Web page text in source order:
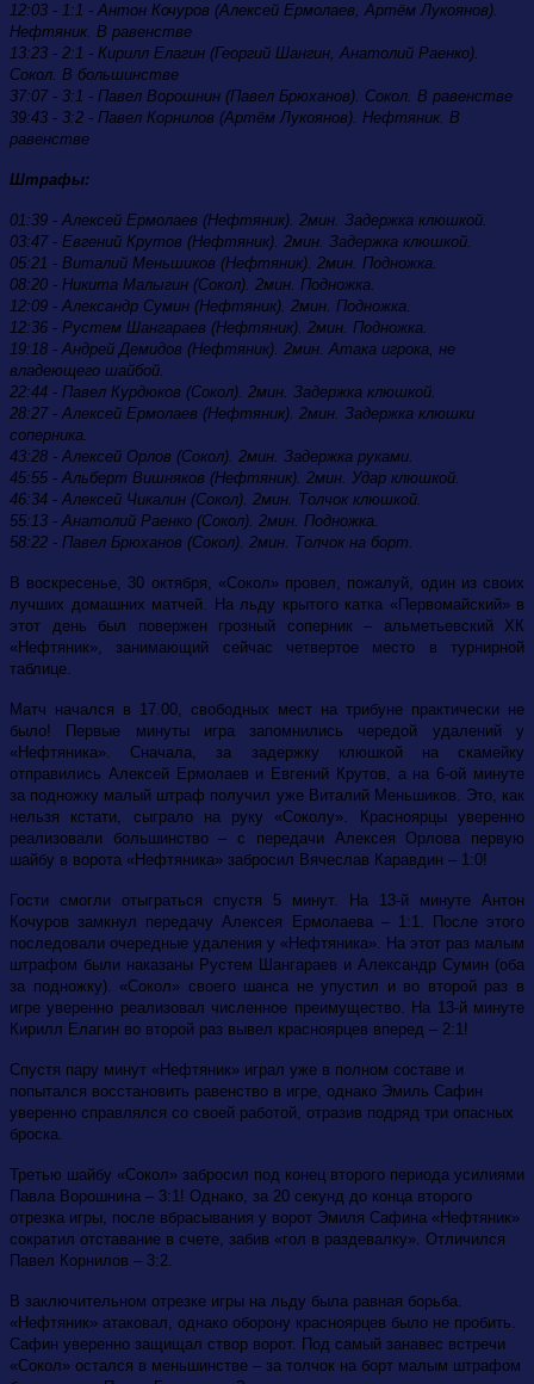
12:03 - 1:1 - Антон Кочуров (Алексей Ермолаев, Артём Лукоянов).
Нефтяник. В равенстве
13:23 - 2:1 - Кирилл Елагин (Георгий Шангин, Анатолий Раенко).
Сокол. В большинстве
37:07 - 3:1 - Павел Ворошнин (Павел Брюханов). Сокол. В равенстве
39:43 - 3:2 - Павел Корнилов (Артём Лукоянов). Нефтяник. В
равенстве
Штрафы:
01:39 - Алексей Ермолаев (Нефтяник). 2мин. Задержка клюшкой.
03:47 - Евгений Крутов (Нефтяник). 2мин. Задержка клюшкой.
05:21 - Виталий Меньшиков (Нефтяник). 2мин. Подножка.
08:20 - Никита Малыгин (Сокол). 2мин. Подножка.
12:09 - Александр Сумин (Нефтяник). 2мин. Подножка.
12:36 - Рустем Шангараев (Нефтяник). 2мин. Подножка.
19:18 - Андрей Демидов (Нефтяник). 2мин. Атака игрока, не
владеющего шайбой.
22:44 - Павел Курдюков (Сокол). 2мин. Задержка клюшкой.
28:27 - Алексей Ермолаев (Нефтяник). 2мин. Задержка клюшки
соперника.
43:28 - Алексей Орлов (Сокол). 2мин. Задержка руками.
45:55 - Альберт Вишняков (Нефтяник). 2мин. Удар клюшкой.
46:34 - Алексей Чикалин (Сокол). 2мин. Толчок клюшкой.
55:13 - Анатолий Раенко (Сокол). 2мин. Подножка.
58:22 - Павел Брюханов (Сокол). 2мин. Толчок на борт.
В воскресенье, 30 октября, «Сокол» провел, пожалуй, один из своих
лучших домашних матчей. На льду крытого катка «Первомайский» в
этот день был повержен грозный соперник – альметьевский ХК
«Нефтяник», занимающий сейчас четвертое место в турнирной
таблице.
Матч начался в 17.00, свободных мест на трибуне практически не
было! Первые минуты игра запомнились чередой удалений у
«Нефтяника». Сначала, за задержку клюшкой на скамейку
отправились Алексей Ермолаев и Евгений Крутов, а на 6-ой минуте
за подножку малый штраф получил уже Виталий Меньшиков. Это, как
нельзя кстати, сыграло на руку «Соколу». Красноярцы уверенно
реализовали большинство – с передачи Алексея Орлова первую
шайбу в ворота «Нефтяника» забросил Вячеслав Каравдин – 1:0!
Гости смогли отыграться спустя 5 минут. На 13-й минуте Антон
Кочуров замкнул передачу Алексея Ермолаева – 1:1. После этого
последовали очередные удаления у «Нефтяника». На этот раз малым
штрафом были наказаны Рустем Шангараев и Александр Сумин (оба
за подножку). «Сокол» своего шанса не упустил и во второй раз в
игре уверенно реализовал численное преимущество. На 13-й минуте
Кирилл Елагин во второй раз вывел красноярцев вперед – 2:1!
Спустя пару минут «Нефтяник» играл уже в полном составе и
попытался восстановить равенство в игре, однако Эмиль Сафин
уверенно справлялся со своей работой, отразив подряд три опасных
броска.
Третью шайбу «Сокол» забросил под конец второго периода усилиями
Павла Ворошнина – 3:1! Однако, за 20 секунд до конца второго
отрезка игры, после вбрасывания у ворот Эмиля Сафина «Нефтяник»
сократил отставание в счете, забив «гол в раздевалку». Отличился
Павел Корнилов – 3:2.
В заключительном отрезке игры на льду была равная борьба.
«Нефтяник» атаковал, однако оборону красноярцев было не пробить.
Сафин уверенно защищал створ ворот. Под самый занавес встречи
«Сокол» остался в меньшинстве – за толчок на борт малым штрафом